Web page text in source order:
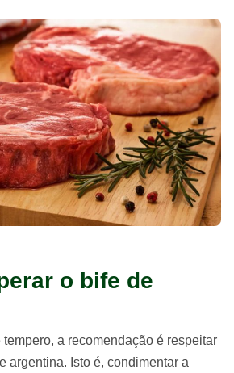
o bife de
a recomendação é respeitar
argentina. Isto é, condimentar a